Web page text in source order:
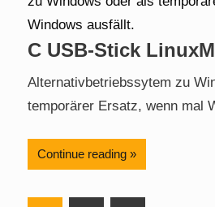
C USB-Stick
Alternativbetriebssytem zu
temporärer Ersatz, wenn mal
Continue reading